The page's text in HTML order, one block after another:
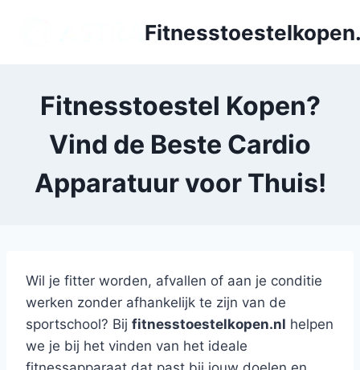
Fitnesstoestel Kopen?
Vind de Beste Cardio
Apparatuur voor Thuis!
Wil je fitter worden, afvallen of aan je conditie
werken zonder afhankelijk te zijn van de
sportschool? Bij fitnesstoestelkopen.nl helpen
we je bij het vinden van het ideale